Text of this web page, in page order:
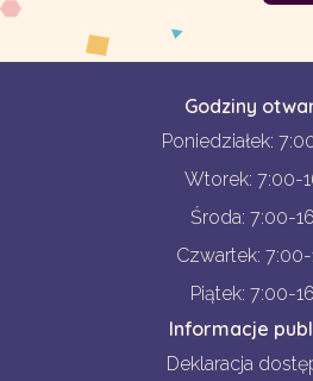
Godziny
Poniedziałek:
Wtorek: 7:00-
Środa: 7:00-
Czwartek:
Piątek: 7:00-
Informacje
Deklaracja